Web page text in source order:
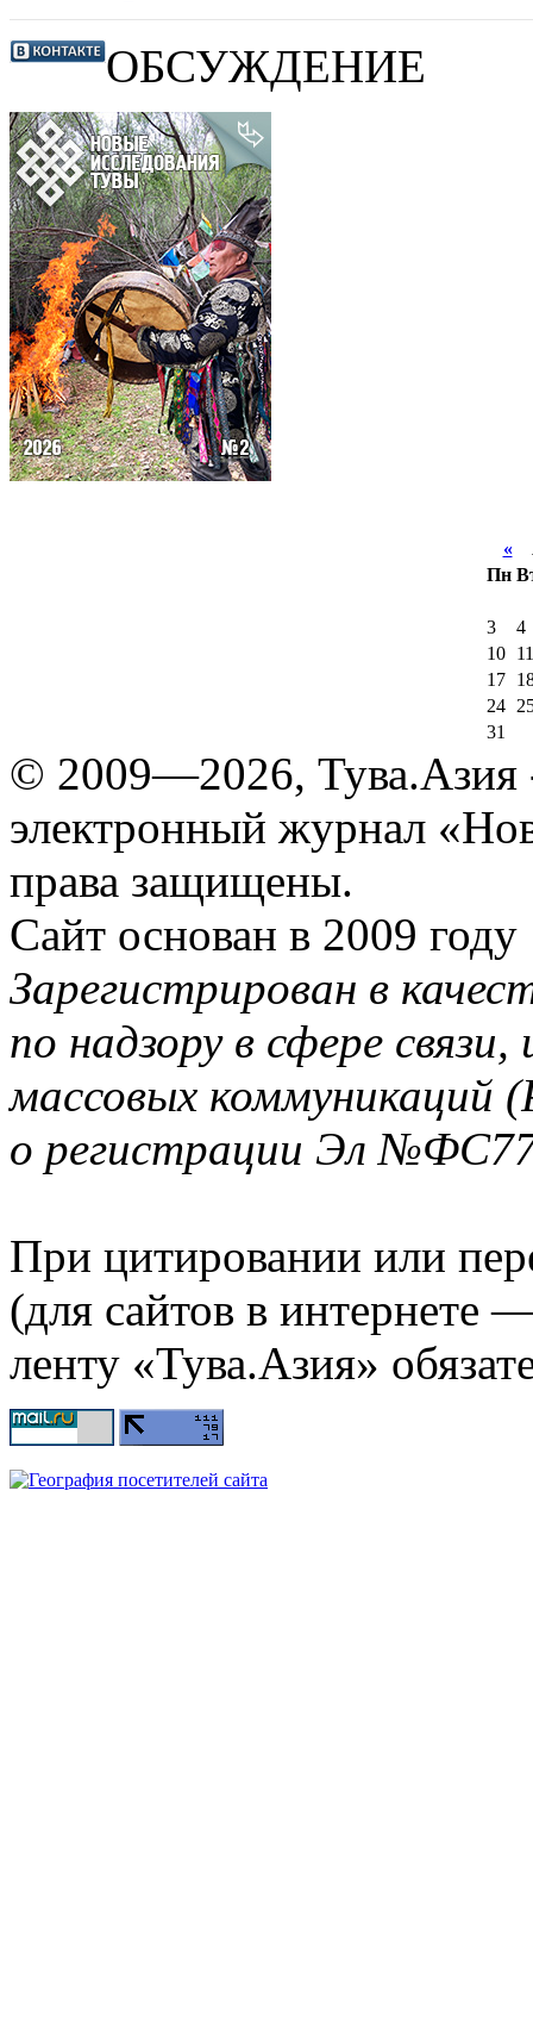
ОБСУЖДЕНИЕ
«
Пн
3
4
10
11
17
24
31
© 2009—2026, Тува.Азия
электронный журнал
права защищены.
Сайт основан в 2009 году
Зарегистрирован в
по надзору в сфере
массовых коммуникаций
о регистрации Эл
При цитировании или
(для сайтов в интернете
ленту «Тува.Азия»